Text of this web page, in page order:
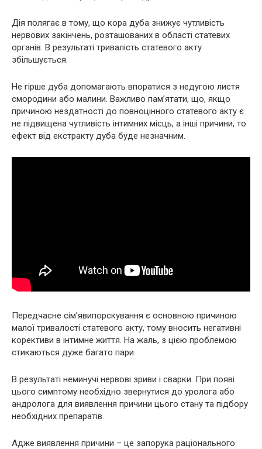
Дія полягає в тому, що кора дуба знижує чутливість
нервових закінчень, розташованих в області статевих
органів. В результаті тривалість статевого акту
збільшується.
Не гірше дуба допомагають впоратися з недугою листя
смородини або малини. Важливо пам’ятати, що, якщо
причиною нездатності до повноцінного статевого акту є
не підвищена чутливість інтимних місць, а інші причини, то
ефект від екстракту дуба буде незначним.
Передчасне сім’явипорскування є основною причиною
малої тривалості статевого акту, тому вносить негативні
корективи в інтимне життя. На жаль, з цією проблемою
стикаються дуже багато пари.
В результаті неминучі нервові зриви і сварки. При появі
цього симптому необхідно звернутися до уролога або
андролога для виявлення причини цього стану та підбору
необхідних препаратів.
Адже виявлення причини – це запорука раціонального